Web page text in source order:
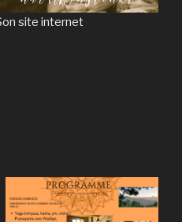
site internet